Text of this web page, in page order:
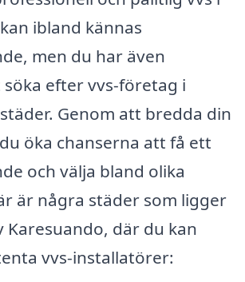
ibland kännas
men du har även
efter vvs-företag i
Genom att bredda din
öka chanserna att få ett
och välja bland olika
är några städer som ligger
Karesuando, där du kan
vvs-installatörer: